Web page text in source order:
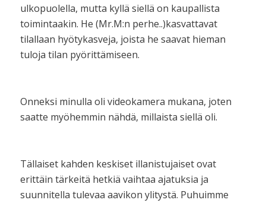
ulkopuolella, mutta kyllä siellä on kaupallista
toimintaakin. He (Mr.M:n perhe..)kasvattavat
tilallaan hyötykasveja, joista he saavat hieman
tuloja tilan pyörittämiseen.
Onneksi minulla oli videokamera mukana, joten
saatte myöhemmin nähdä, millaista siellä oli.
Tällaiset kahden keskiset illanistujaiset ovat
erittäin tärkeitä hetkiä vaihtaa ajatuksia ja
suunnitella tulevaa aavikon ylitystä. Puhuimme